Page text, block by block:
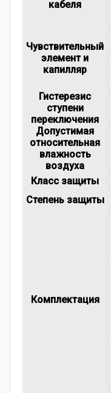
кабеля
Чувствительный
элемент и
капилляр
Гистерезис
ступени
переключения
Допустимая
относительная
влажность
воздуха
Класс защиты
Степень защиты
Комплектация